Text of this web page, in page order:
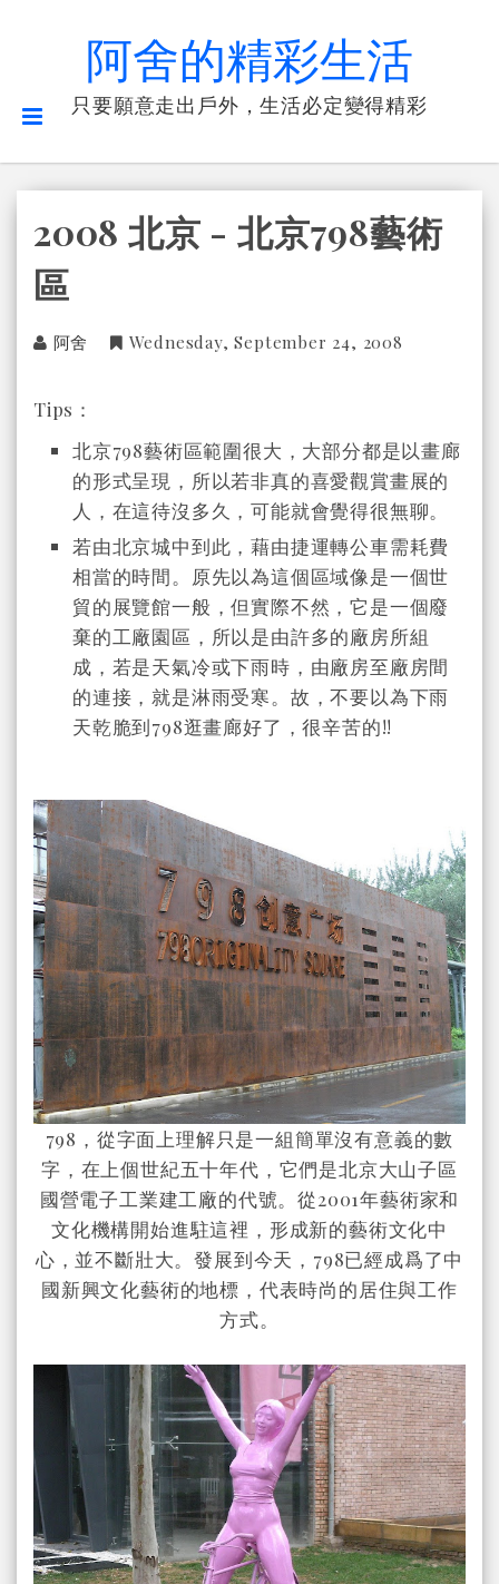
阿舍的精彩生活
只要願意走出戶外，生活必定變得精彩
2008 北京 - 北京798藝術
區
阿舍 Wednesday, September 24, 2008
Tips：
北京798藝術區範圍很大，大部分都是以畫廊
的形式呈現，所以若非真的喜愛觀賞畫展的
人，在這待沒多久，可能就會覺得很無聊。
若由北京城中到此，藉由捷運轉公車需耗費
相當的時間。原先以為這個區域像是一個世
貿的展覽館一般，但實際不然，它是一個廢
棄的工廠園區，所以是由許多的廠房所組
成，若是天氣冷或下雨時，由廠房至廠房間
的連接，就是淋雨受寒。故，不要以為下雨
天乾脆到798逛畫廊好了，很辛苦的!!
798，從字面上理解只是一組簡單沒有意義的數
字，在上個世紀五十年代，它們是北京大山子區
國營電子工業建工廠的代號。從2001年藝術家和
文化機構開始進駐這裡，形成新的藝術文化中
心，並不斷壯大。發展到今天，798已經成爲了中
國新興文化藝術的地標，代表時尚的居住與工作
方式。